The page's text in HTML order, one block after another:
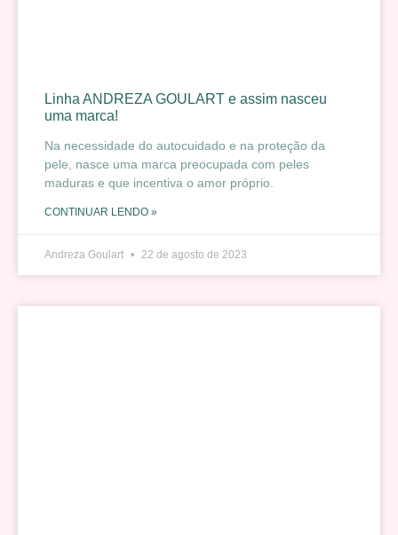
Linha ANDREZA GOULART e assim nasceu
uma marca!
Na necessidade do autocuidado e na proteção da
pele, nasce uma marca preocupada com peles
maduras e que incentiva o amor próprio.
CONTINUAR LENDO »
Andreza Goulart 22 de agosto de 2023